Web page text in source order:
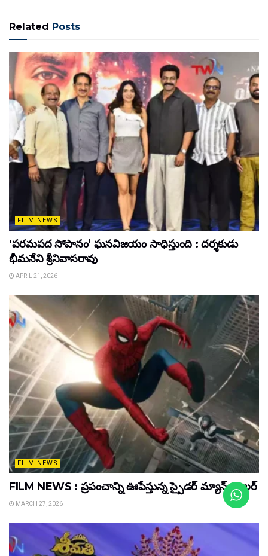
Related Posts
FILM NEWS
‘పరమపద సోపానం’ ఘనవిజయం సాధిస్తుంది : దర్శకుడు
భీమనేని శ్రీనివాసరావు
APRIL 21, 2026
FILM NEWS
FILM NEWS : ప్రపంచాన్ని ఊపేస్తున్న స్పైడర్ మ్యాన్ ట్రైలర్
MARCH 27, 2026